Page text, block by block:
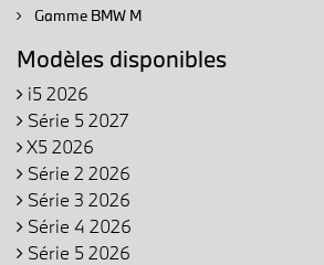
Gamme BMW M
Modèles disponibles
i5 2026
Série 5 2027
X5 2026
Série 2 2026
Série 3 2026
Série 4 2026
Série 5 2026